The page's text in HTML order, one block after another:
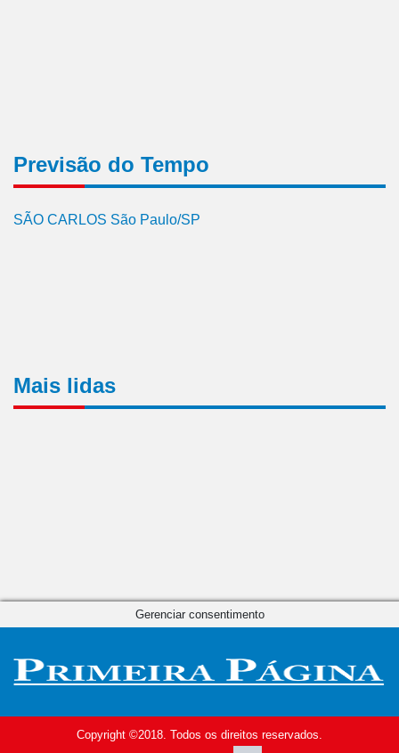
Previsão do Tempo
SÃO CARLOS São Paulo/SP
Mais lidas
Copyright ©2018. Todos os direitos reservados.
Gerenciar consentimento